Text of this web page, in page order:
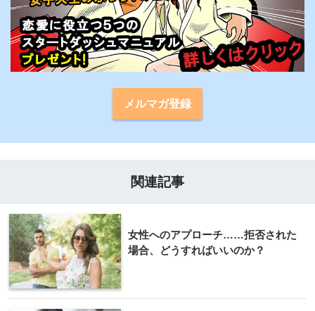
メルマガ登録
関連記事
女性へのアプローチ……拒否された
場合、どうすればいいのか？